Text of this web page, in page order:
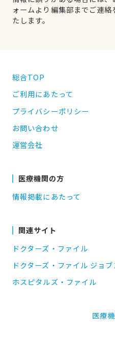
ォームより編集部までご連
たします。
総合TOP
ご利用にあたって
プライバシーポリシー
お問い合わせ
運営会社
医療機関の方
情報掲載にあたって
関連サイト
ドクターズ・ファイル
ドクターズ・ファイル ジョブ
ホスピタルズ・ファイル
医療